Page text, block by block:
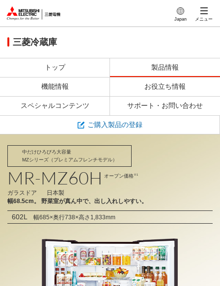
Japan メニュー
三菱冷蔵庫
トップ 製品情報
機能情報 お役立ち情報
スペシャルコンテンツ サポート・お問い合わせ
ご購入製品の登録
中だけひろびろ大容量
MZシリーズ（プレミアムフレンチモデル）
MR-MZ60H オープン価格※1
ガラスドア
日本製
幅68.5cm。
野菜室が真ん中で、出し入れしやすい。
602L幅685×奥行738×高さ1,833mm
デザイン